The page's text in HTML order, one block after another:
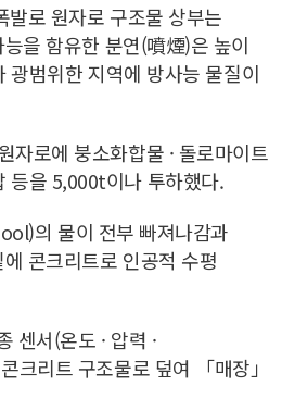
발로 원자로 구조물 상부는
을 함유한 분연(噴煙)은 높이
범위한 지역에 방사능 물질이
자로에 붕소화합물 · 돌로마이트
등을 5,000t이나 투하했다.
의 물이 전부 빠져나감과
콘크리트로 인공적 수평
센서(온도 · 압력 ·
크리트 구조물로 덮여 「매장」